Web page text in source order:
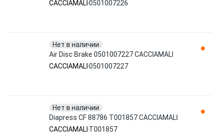
CACCIAMALI 0501007226
Нет в наличии
Air Disc Brake 0501007227 CACCIAMALI
CACCIAMALI 0501007227
Нет в наличии
Diapress CF 88786 T001857 CACCIAMALI
CACCIAMALI T001857